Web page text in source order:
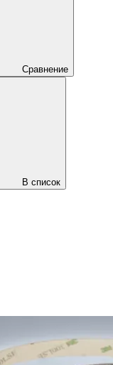
Сравнение
В список